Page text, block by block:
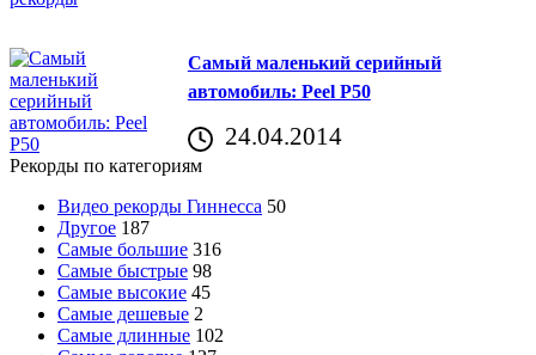
Самый маленький серийный
автомобиль: Peel P50
24.04.2014
Рекорды по категориям
Видео рекорды Гиннесса 50
Другое 187
Самые большие 316
Самые быстрые 98
Самые высокие 45
Самые дешевые 2
Самые длинные 102